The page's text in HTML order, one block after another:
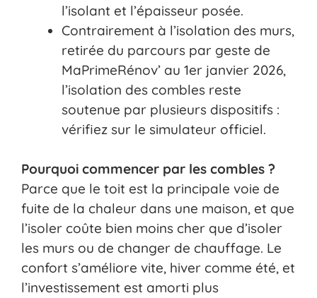
l’isolant et l’épaisseur posée.
Contrairement à l’isolation des murs,
retirée du parcours par geste de
MaPrimeRénov’ au 1er janvier 2026,
l’isolation des combles reste
soutenue par plusieurs dispositifs :
vérifiez sur le simulateur officiel.
Pourquoi commencer par les combles ?
Parce que le toit est la principale voie de
fuite de la chaleur dans une maison, et que
l’isoler coûte bien moins cher que d’isoler
les murs ou de changer de chauffage. Le
confort s’améliore vite, hiver comme été, et
l’investissement est amorti plus